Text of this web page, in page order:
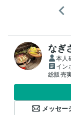
なぎ
本人
イン
総販売
メッセー